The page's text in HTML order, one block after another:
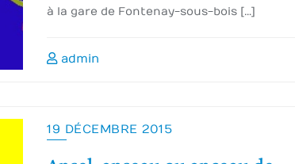
à la gare de Fontenay-sous-bois […]
admin
19 DÉCEMBRE 2015